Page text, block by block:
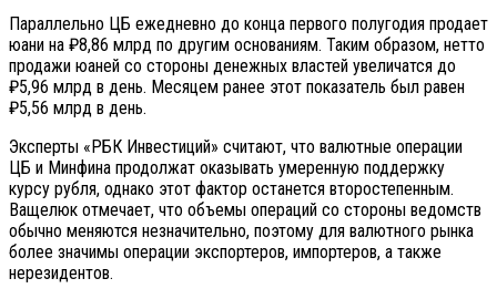
Параллельно ЦБ ежедневно до конца первого полугодия продает
юани на ₽8,86 млрд по другим основаниям. Таким образом, нетто
продажи юаней со стороны денежных властей увеличатся до
₽5,96 млрд в день. Месяцем ранее этот показатель был равен
₽5,56 млрд в день.
Эксперты «РБК Инвестиций» считают, что валютные операции
ЦБ и Минфина продолжат оказывать умеренную поддержку
курсу рубля, однако этот фактор останется второстепенным.
Ващелюк отмечает, что объемы операций со стороны ведомств
обычно меняются незначительно, поэтому для валютного рынка
более значимы операции экспортеров, импортеров, а также
нерезидентов.